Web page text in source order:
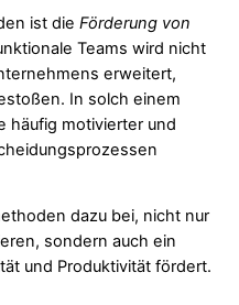
ist die Förderung von
Teams wird nicht
erweitert,
In solch einem
häufig motivierter und
dazu bei, nicht nur
sondern auch ein
und Produktivität fördert.